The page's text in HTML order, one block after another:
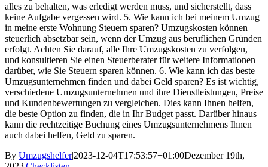
alles zu behalten, was erledigt werden muss, und sicherstellt, dass
keine Aufgabe vergessen wird. 5. Wie kann ich bei meinem Umzug
in meine erste Wohnung Steuern sparen? Umzugskosten können
steuerlich absetzbar sein, wenn der Umzug aus beruflichen Gründen
erfolgt. Achten Sie darauf, alle Ihre Umzugskosten zu verfolgen,
und konsultieren Sie einen Steuerberater für weitere Informationen
darüber, wie Sie Steuern sparen können. 6. Wie kann ich das beste
Umzugsunternehmen finden und dabei Geld sparen? Es ist wichtig,
verschiedene Umzugsunternehmen und ihre Dienstleistungen, Preise
und Kundenbewertungen zu vergleichen. Dies kann Ihnen helfen,
die beste Option zu finden, die in Ihr Budget passt. Darüber hinaus
kann die rechtzeitige Buchung eines Umzugsunternehmens Ihnen
auch dabei helfen, Geld zu sparen.
By Umzugshelfer|2023-12-04T17:53:57+01:00Dezember 19th,